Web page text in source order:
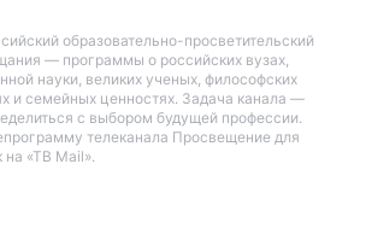
образовательно-просветительский
— программы о российских вузах,
науки, великих ученых, философских
и семейных ценностях. Задача канала —
с выбором будущей профессии.
телеканала Просвещение для
«ТВ Mail».